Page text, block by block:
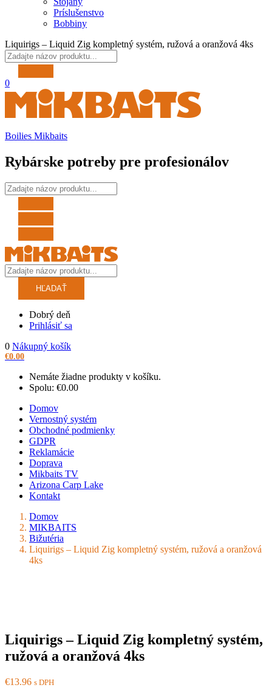
Príslušenstvo
Bobbiny
Liquirigs – Liquid Zig kompletný systém, ružová a oranžová 4ks
0
Boilies Mikbaits
Rybárske potreby pre profesionálov
HĽADAŤ
Dobrý deň
Prihlásiť sa
0 Nákupný košík
€0.00
Nemáte žiadne produkty v košíku.
Spolu: €0.00
Domov
Vernostný systém
Obchodné podmienky
GDPR
Reklamácie
Doprava
Mikbaits TV
Arizona Carp Lake
Kontakt
Domov
MIKBAITS
Bižutéria
Liquirigs – Liquid Zig kompletný systém, ružová a oranžová
4ks
Liquirigs – Liquid Zig kompletný systém,
ružová a oranžová 4ks
€13.96 s DPH